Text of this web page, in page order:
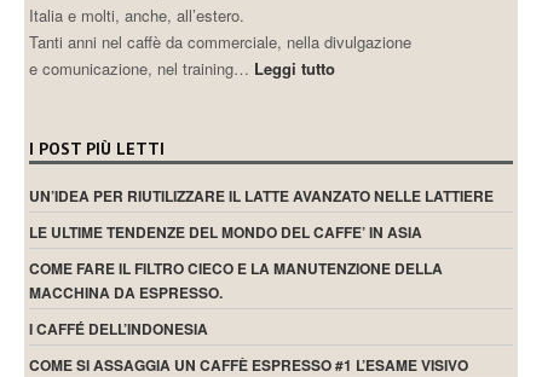
Italia e molti, anche, all’estero.
Tanti anni nel caffè da commerciale, nella divulgazione
e comunicazione, nel training… Leggi tutto
I POST PIÙ LETTI
UN’IDEA PER RIUTILIZZARE IL LATTE AVANZATO NELLE LATTIERE
LE ULTIME TENDENZE DEL MONDO DEL CAFFE’ IN ASIA
COME FARE IL FILTRO CIECO E LA MANUTENZIONE DELLA
MACCHINA DA ESPRESSO.
I CAFFÉ DELL’INDONESIA
COME SI ASSAGGIA UN CAFFÈ ESPRESSO #1 L’ESAME VISIVO